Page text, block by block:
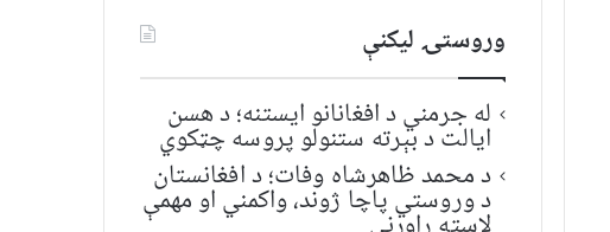
وروستۍ ليکنې
له جرمني د افغانانو ایستنه؛ د هسن
ایالت د بېرته ستنولو پروسه چټکوي
د محمد ظاهرشاه وفات؛ د افغانستان
د وروستي پاچا ژوند، واکمني او مهمې